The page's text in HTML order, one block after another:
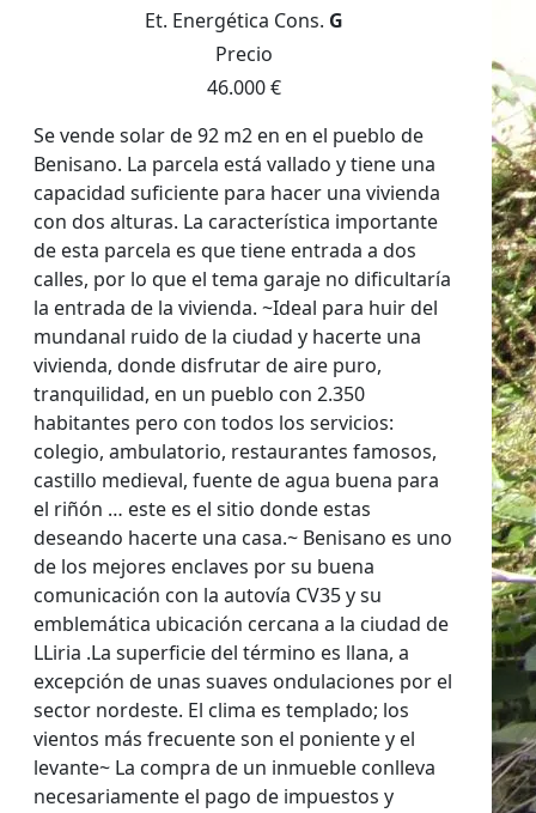
Et. Energética Cons. G
Precio
46.000 €
Se vende solar de 92 m2 en en el pueblo de
Benisano. La parcela está vallado y tiene una
capacidad suficiente para hacer una vivienda
con dos alturas. La característica importante
de esta parcela es que tiene entrada a dos
calles, por lo que el tema garaje no dificultaría
la entrada de la vivienda. ~Ideal para huir del
mundanal ruido de la ciudad y hacerte una
vivienda, donde disfrutar de aire puro,
tranquilidad, en un pueblo con 2.350
habitantes pero con todos los servicios:
colegio, ambulatorio, restaurantes famosos,
castillo medieval, fuente de agua buena para
el riñón … este es el sitio donde estas
deseando hacerte una casa.~ Benisano es uno
de los mejores enclaves por su buena
comunicación con la autovía CV35 y su
emblemática ubicación cercana a la ciudad de
LLiria .La superficie del término es llana, a
excepción de unas suaves ondulaciones por el
sector nordeste. El clima es templado; los
vientos más frecuente son el poniente y el
levante~ La compra de un inmueble conlleva
necesariamente el pago de impuestos y